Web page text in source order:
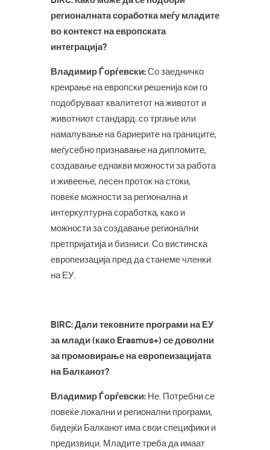
регионалната соработка меѓу младите
во контекст на европската
интеграција?
Владимир Ѓорѓевски:Со заедничко
креирање на европски решенија кои го
подобруваат квалитетот на животот и
животниот стандард: со тргање или
намалување на бариерите на границите,
меѓусебно признавање на дипломите,
создавање еднакви можности за работа
и живеење, лесен проток на стоки,
повеќе можности за регионална и
интеркултурна соработка, како и
можности за создавање регионални
претпријатија и бизниси. Со вистинска
европеизација пред да станеме членки
на ЕУ.
BIRC: Дали тековните програми на ЕУ
за млади (како Erasmus+) се доволни
за промовирање на европеизацијата
на Балканот?
Владимир Ѓорѓевски: Не. Потребни се
повеќе локални и регионални програми,
бидејќи Балканот има свои специфики и
предизвици. Младите треба да имаат